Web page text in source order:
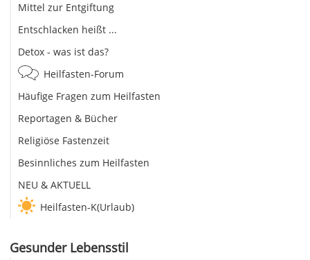
Mittel zur Entgiftung
Entschlacken heißt ...
Detox - was ist das?
Heilfasten-Forum
Häufige Fragen zum Heilfasten
Reportagen & Bücher
Religiöse Fastenzeit
Besinnliches zum Heilfasten
NEU & AKTUELL
Heilfasten-K(Urlaub)
Gesunder Lebensstil